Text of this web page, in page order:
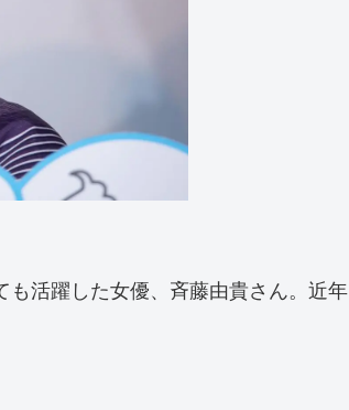
活躍した女優、斉藤由貴さん。近